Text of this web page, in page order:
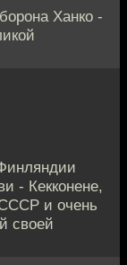
Ханко -
- Кекконене,
и очень
своей